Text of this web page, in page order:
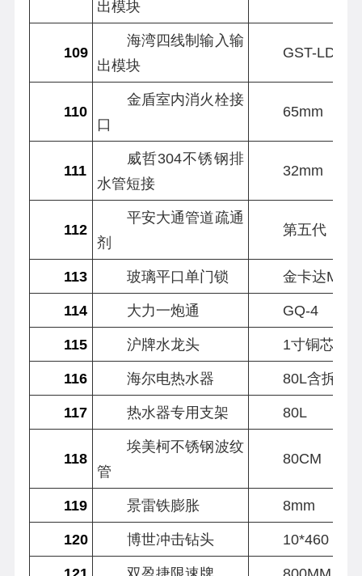
出模块
109
海湾四线制输入输
出模块
GST-LD-
110
金盾室内消火栓接
口
65mm
111
威哲304不锈钢排
水管短接
32mm
112
平安大通管道疏通
剂
第五代
113 玻璃平口单门锁
金卡达
114
大力一炮通
GQ-4
115
沪牌水龙头
1寸铜芯玛
116
海尔电热水器
80L含拆装
117
热水器专用支架 80L
118
埃美柯不锈钢波纹
管
80CM
119 景雷铁膨胀
8mm
120
博世冲击钻头
10*460